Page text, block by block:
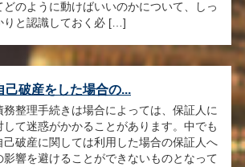
どのように動けばいいのかについて、しっ
りと認識しておく必 […]
己破産をした場合の...
務整理手続きは場合によっては、保証人に
して迷惑がかかることがあります。中でも
己破産に関しては利用した場合の保証人へ
影響を避けることができないものとなって